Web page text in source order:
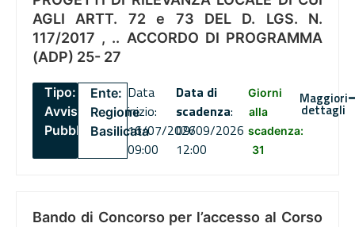
AGLI ARTT. 72 e 73 DEL D. LGS. N.
117/2017 , .. ACCORDO DI PROGRAMMA
(ADP) 25- 27
Tipo:
Avviso
Pubblico
Ente:
Regione
Basilicata
Data
inizio:
16/07/2026
09:00
Data di
scadenza:
09/09/2026
12:00
Giorni
alla
scadenza:
31
Maggiori
dettagli
Bando di Concorso per l’accesso al Corso